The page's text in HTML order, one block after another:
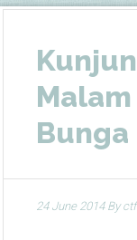
Bunga
24 June 2014By